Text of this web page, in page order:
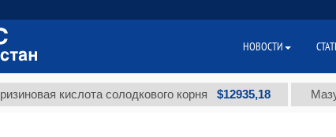
кислота солодкового корня $12935,18 Мазут
НОВОСТИ